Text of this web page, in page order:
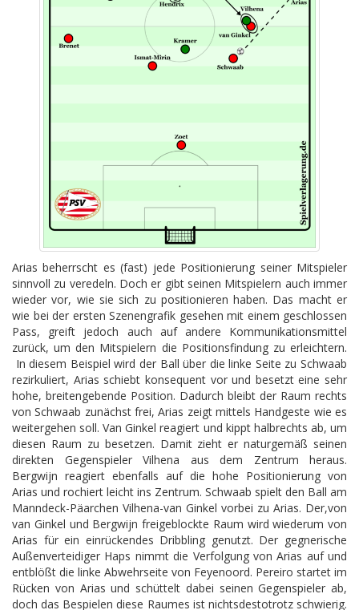
Arias beherrscht es (fast) jede Positionierung seiner Mitspieler
sinnvoll zu veredeln. Doch er gibt seinen Mitspielern auch immer
wieder vor, wie sie sich zu positionieren haben. Das macht er
wie bei der ersten Szenengrafik gesehen mit einem geschlossen
Pass, greift jedoch auch auf andere Kommunikationsmittel
zurück, um den Mitspielern die Positionsfindung zu erleichtern.
In diesem Beispiel wird der Ball über die linke Seite zu Schwaab
rezirkuliert, Arias schiebt konsequent vor und besetzt eine sehr
hohe, breitengebende Position. Dadurch bleibt der Raum rechts
von Schwaab zunächst frei, Arias zeigt mittels Handgeste wie es
weitergehen soll. Van Ginkel reagiert und kippt halbrechts ab, um
diesen Raum zu besetzen. Damit zieht er naturgemäß seinen
direkten Gegenspieler Vilhena aus dem Zentrum heraus.
Bergwijn reagiert ebenfalls auf die hohe Positionierung von
Arias und rochiert leicht ins Zentrum. Schwaab spielt den Ball am
Manndeck-Päarchen Vilhena-van Ginkel vorbei zu Arias. Der,von
van Ginkel und Bergwijn freigeblockte Raum wird wiederum von
Arias für ein einrückendes Dribbling genutzt. Der gegnerische
Außenverteidiger Haps nimmt die Verfolgung von Arias auf und
entblößt die linke Abwehrseite von Feyenoord. Pereiro startet im
Rücken von Arias und schüttelt dabei seinen Gegenspieler ab,
doch das Bespielen diese Raumes ist nichtsdestotrotz schwierig.